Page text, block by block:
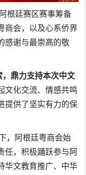
根廷赛区赛事筹备
商会，以及心系侨界
感谢与最崇高的敬
鼎力支持本次中文
文化交流、情感共鸣
提供了坚实有力的保
阿根廷粤商会始
任，积极踊跃参与阿
华文教育推广、中华